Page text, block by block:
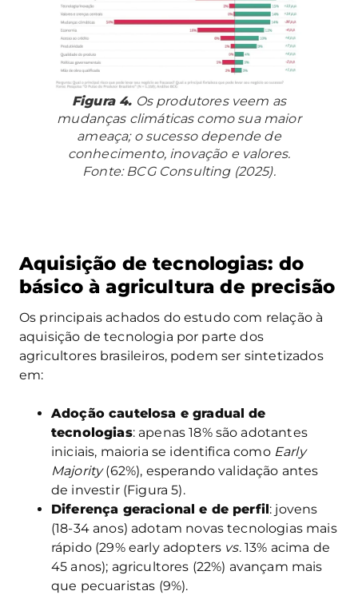
Figura 4. Os produtores veem as
mudanças climáticas como sua maior
ameaça; o sucesso depende de
conhecimento, inovação e valores.
Fonte: BCG Consulting (2025).
Aquisição de tecnologias: do
básico à agricultura de precisão
Os principais achados do estudo com relação à
aquisição de tecnologia por parte dos
agricultores brasileiros, podem ser sintetizados
em:
Adoção cautelosa e gradual de
tecnologias: apenas 18% são adotantes
iniciais, maioria se identifica como Early
Majority(62%), esperando validação antes
de investir (Figura 5).
Diferença geracional e de perfil: jovens
(18-34 anos) adotam novas tecnologias mais
rápido (29% early adopters vs. 13% acima de
45 anos); agricultores (22%) avançam mais
que pecuaristas (9%).